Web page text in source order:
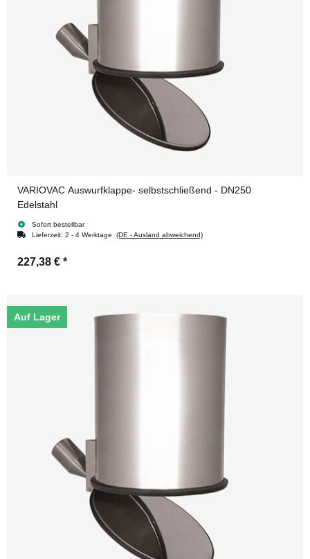
VARIOVAC Auswurfklappe- selbstschließend - DN250
Edelstahl
Sofort bestellbar
Lieferzeit: 2 - 4 Werktage (DE - Ausland abweichend)
227,38 € *
Auf Lager